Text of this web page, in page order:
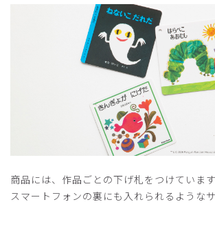
171-175cm 体重:66-70kg
小さめ
よく伸びる
ねないこだれだ
御社のスクラブ、初購入。身長172センチ、
Mサイズを選びました。説明通り、少々ゆっ
商品には、作品ごとの下げ札をつけています
スマートフォンの裏にも入れられるようなサ